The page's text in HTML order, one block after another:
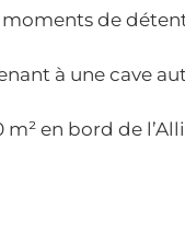
de
à une cave
m² en bord de